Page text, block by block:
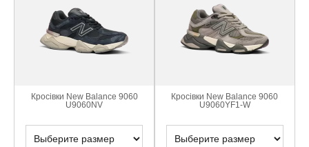
Кросівки New Balance 9060
U9060NV
Кросівки New Balance 9060
U9060YF1-W